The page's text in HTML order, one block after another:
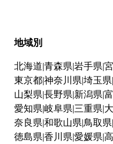
地域別
北海道 青森県 岩手県
東京都神奈川県 埼玉県
山梨県 長野県 新潟県
愛知県 岐阜県 三重県
奈良県 和歌山県 鳥取県
徳島県 香川県 愛媛県